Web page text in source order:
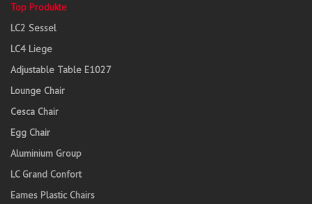
Top Produkte
LC2 Sessel
LC4 Liege
Adjustable Table E1027
Lounge Chair
Cesca Chair
Egg Chair
Aluminium Group
LC Grand Confort
Eames Plastic Chairs